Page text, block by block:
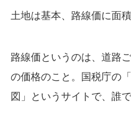
土地は基本、路線価に面
路線価というのは、道路
の価格のこと。国税庁の
図」というサイトで、誰